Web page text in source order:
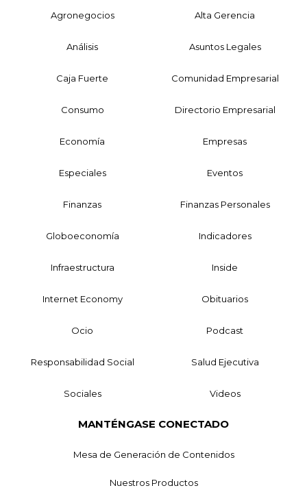
Agronegocios Alta Gerencia
Análisis Asuntos Legales
Caja Fuerte Comunidad Empresarial
Consumo Directorio Empresarial
Economía Empresas
Especiales Eventos
Finanzas Finanzas Personales
Globoeconomía Indicadores
Infraestructura Inside
Internet Economy Obituarios
Ocio Podcast
Responsabilidad Social Salud Ejecutiva
Sociales Videos
MANTÉNGASE CONECTADO
Mesa de Generación de Contenidos
Nuestros Productos